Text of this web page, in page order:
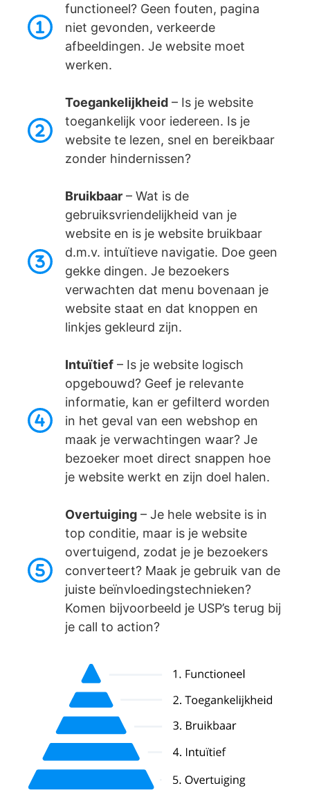
functioneel? Geen fouten, pagina
niet gevonden, verkeerde
afbeeldingen. Je website moet
werken.
Toegankelijkheid – Is je website
toegankelijk voor iedereen. Is je
website te lezen, snel en bereikbaar
zonder hindernissen?
Bruikbaar – Wat is de
gebruiksvriendelijkheid van je
website en is je website bruikbaar
d.m.v. intuïtieve navigatie. Doe geen
gekke dingen. Je bezoekers
verwachten dat menu bovenaan je
website staat en dat knoppen en
linkjes gekleurd zijn.
Intuïtief – Is je website logisch
opgebouwd? Geef je relevante
informatie, kan er gefilterd worden
in het geval van een webshop en
maak je verwachtingen waar? Je
bezoeker moet direct snappen hoe
je website werkt en zijn doel halen.
Overtuiging – Je hele website is in
top conditie, maar is je website
overtuigend, zodat je je bezoekers
converteert? Maak je gebruik van de
juiste beïnvloedingstechnieken?
Komen bijvoorbeeld je USP’s terug bij
je call to action?